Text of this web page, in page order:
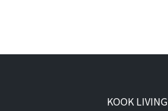
KOOK LIVING